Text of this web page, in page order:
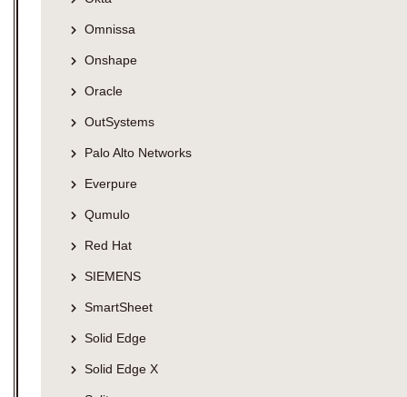
Omnissa
Onshape
Oracle
OutSystems
Palo Alto Networks
Everpure
Qumulo
Red Hat
SIEMENS
SmartSheet
Solid Edge
Solid Edge X